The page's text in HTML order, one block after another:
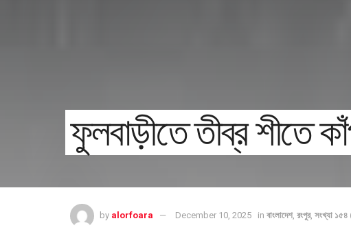
ফুলবাড়ীতে তীব্র শীতে
by alorfoara December 10, 2025 in বাংলাদেশ, রংপুর, সংখ্যা